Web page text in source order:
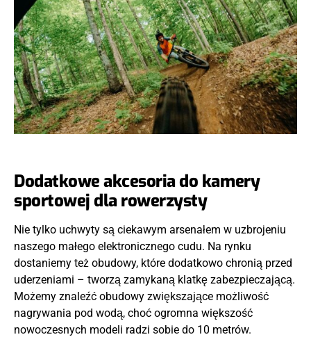
Dodatkowe akcesoria do kamery
sportowej dla rowerzysty
Nie tylko uchwyty są ciekawym arsenałem w uzbrojeniu
naszego małego elektronicznego cudu. Na rynku
dostaniemy też obudowy, które dodatkowo chronią przed
uderzeniami – tworzą zamykaną klatkę zabezpieczającą.
Możemy znaleźć obudowy zwiększające możliwość
nagrywania pod wodą, choć ogromna większość
nowoczesnych modeli radzi sobie do 10 metrów.